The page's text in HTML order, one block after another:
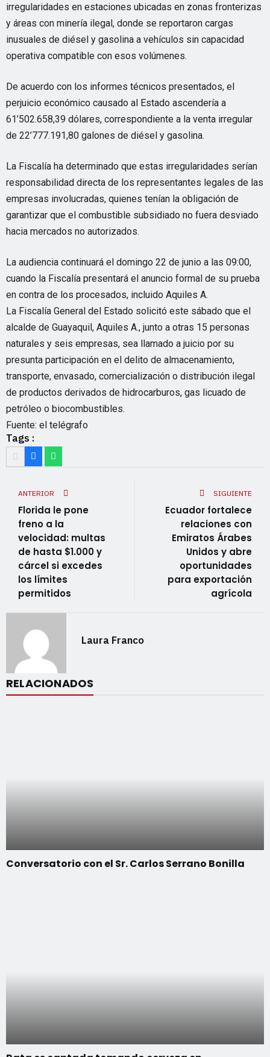
irregularidades en estaciones ubicadas en zonas fronterizas
y áreas con minería ilegal, donde se reportaron cargas
inusuales de diésel y gasolina a vehículos sin capacidad
operativa compatible con esos volúmenes.
De acuerdo con los informes técnicos presentados, el
perjuicio económico causado al Estado ascendería a
61’502.658,39 dólares, correspondiente a la venta irregular
de 22’777.191,80 galones de diésel y gasolina.
La Fiscalía ha determinado que estas irregularidades serían
responsabilidad directa de los representantes legales de las
empresas involucradas, quienes tenían la obligación de
garantizar que el combustible subsidiado no fuera desviado
hacia mercados no autorizados.
La audiencia continuará el domingo 22 de junio a las 09:00,
cuando la Fiscalía presentará el anuncio formal de su prueba
en contra de los procesados, incluido Aquiles A.
La Fiscalía General del Estado solicitó este sábado que el
alcalde de Guayaquil, Aquiles A., junto a otras 15 personas
naturales y seis empresas, sea llamado a juicio por su
presunta participación en el delito de almacenamiento,
transporte, envasado, comercialización o distribución ilegal
de productos derivados de hidrocarburos, gas licuado de
petróleo o biocombustibles.
Fuente: el telégrafo
Tags :
ANTERIOR
Florida le pone
freno a la
velocidad: multas
de hasta $1.000 y
cárcel si excedes
los límites
permitidos
SIGUIENTE
Ecuador fortalece
relaciones con
Emiratos Árabes
Unidos y abre
oportunidades
para exportación
agrícola
Laura Franco
RELACIONADOS
Conversatorio con el Sr. Carlos Serrano Bonilla